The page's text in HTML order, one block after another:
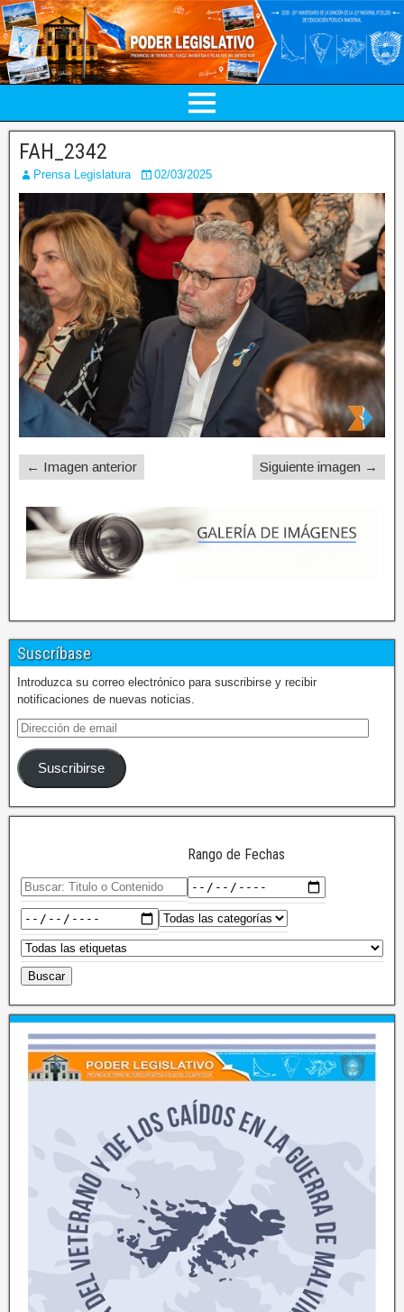
FAH_2342
Prensa Legislatura 02/03/2025
← Imagen anterior Siguiente imagen →
Suscríbase
Introduzca su correo electrónico para suscribirse y recibir
notificaciones de nuevas noticias.
Suscribirse
Rango de Fechas